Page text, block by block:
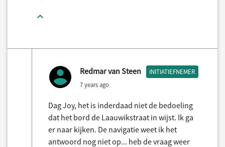
Redmar van Steen INITIATIEFNEMER
7 years ago
Dag Joy, het is inderdaad niet de bedoeling
dat het bord de Laauwikstraat in wijst. Ik ga
er naar kijken. De navigatie weet ik het
antwoord nog niet op... heb de vraag weer